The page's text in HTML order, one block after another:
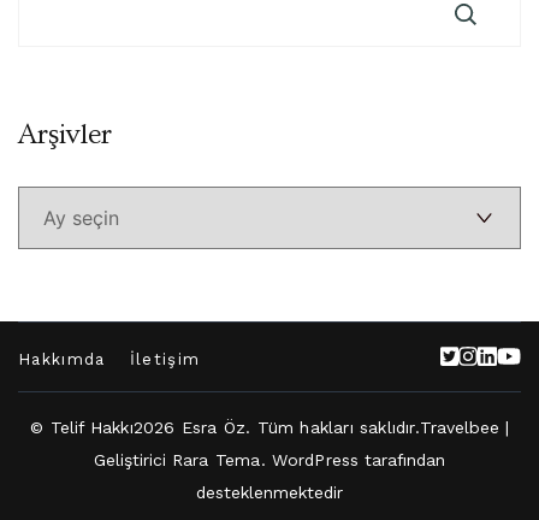
ArşivlerArşivler
Hakkımda İletişim
© Telif Hakkı2026 Esra Öz. Tüm hakları saklıdır.Travelbee |
Geliştirici Rara Tema. WordPress tarafından
desteklenmektedir